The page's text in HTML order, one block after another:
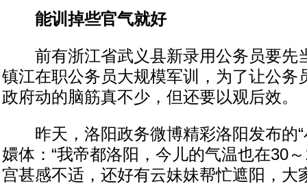
能训掉些官气就好
前有浙江省武义县新录用公务员要先
镇江在职公务员大规模军训，为了让公务
政府动的脑筋真不少，但还要以观后效。
昨天，洛阳政务微博精彩洛阳发布的“
嬛体：“我帝都洛阳，今儿的气温也在30
宫甚感不适，还好有云妹妹帮忙遮阳，大